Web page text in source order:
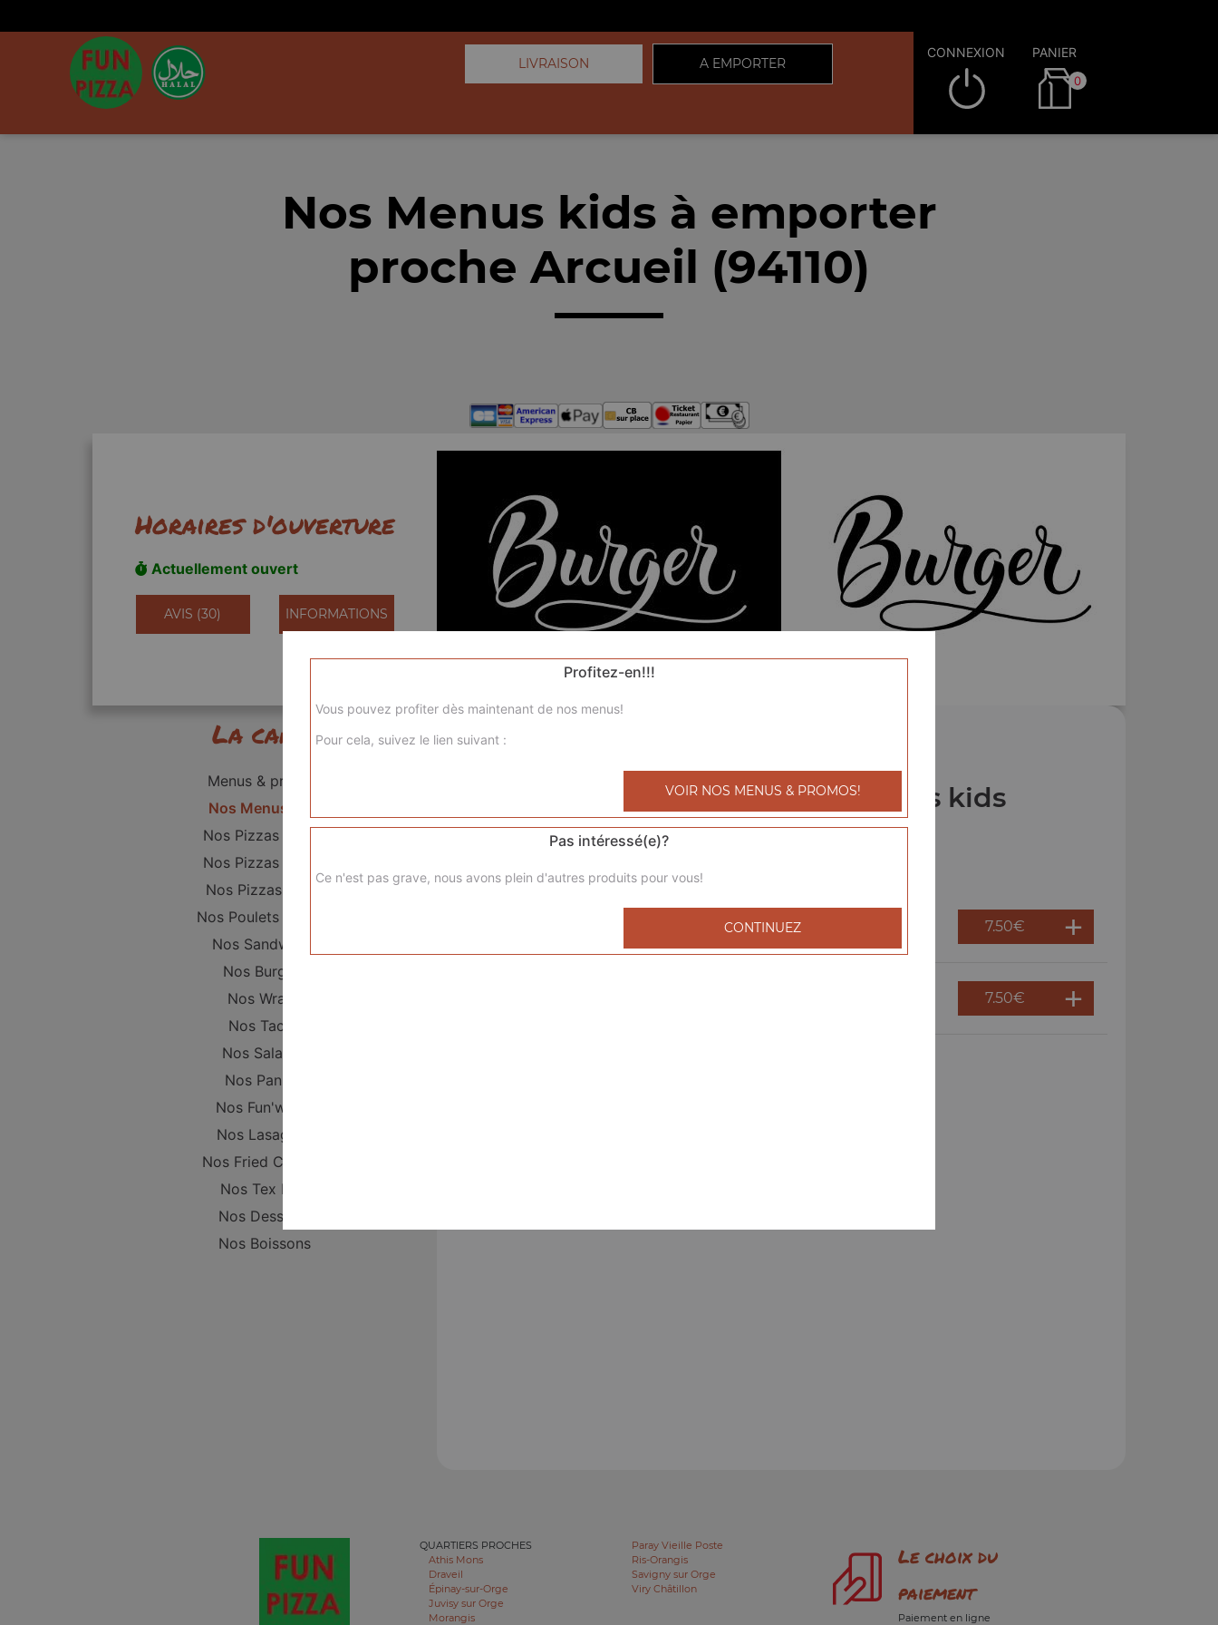
LIVRAISON A EMPORTER
CONNEXION PANIER
0
Nos Menus kids à emporter
proche Arcueil (94110)
Horaires d'ouverture
Actuellement ouvert
AVIS (30) INFORMATIONS
La carte
Menus & promos
Nos Menus kids
Nos Pizzas Junior
Nos Pizzas Sénior
Nos Pizzas Méga
Nos Poulets Braisés
Nos Sandwichs
Nos Burgers
Nos Wraps
Nos Tacos
Nos Salades
Nos Paninis
Nos Fun'wichs
Nos Lasagnes
Nos Fried Chicken
Nos Tex Mex
Nos Desserts
Nos Boissons
Nos Menus kids
7.50€
7.50€
QUARTIERS PROCHES
Athis Mons
Draveil
Épinay-sur-Orge
Juvisy sur Orge
Morangis
Paray Vieille Poste
Ris-Orangis
Savigny sur Orge
Viry Châtillon
Le choix du
paiement
Paiement en ligne
Profitez-en!!!
Vous pouvez profiter dès maintenant de nos menus!
Pour cela, suivez le lien suivant :
VOIR NOS MENUS & PROMOS!
Pas intéressé(e)?
Ce n'est pas grave, nous avons plein d'autres produits pour vous!
CONTINUEZ